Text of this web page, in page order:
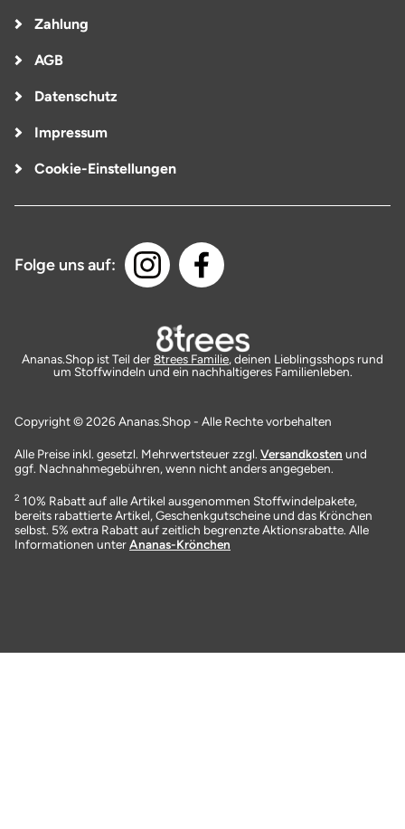
Zahlung
AGB
Datenschutz
Impressum
Cookie-Einstellungen
Folge uns auf:
Ananas.Shop ist Teil der8trees Familie, deinen Lieblingsshops rund
um Stoffwindeln und ein nachhaltigeres Familienleben.
Copyright © 2026 Ananas.Shop - Alle Rechte vorbehalten
Alle Preise inkl. gesetzl. Mehrwertsteuer zzgl. Versandkosten und
ggf. Nachnahmegebühren, wenn nicht anders angegeben.
2 10% Rabatt auf alle Artikel ausgenommen Stoffwindelpakete,
bereits rabattierte Artikel, Geschenkgutscheine und das Krönchen
selbst. 5% extra Rabatt auf zeitlich begrenzte Aktionsrabatte. Alle
Informationen unterAnanas-Krönchen